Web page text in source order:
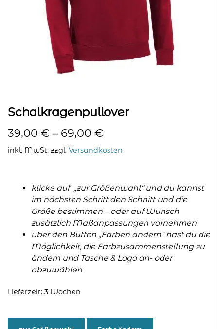
Schalkragenpullover
39,00 € – 69,00 €
inkl. MwSt. zzgl. Versandkosten
klicke auf „zur Größenwahl“ und du kannst
im nächsten Schritt den Schnitt und die
Größe bestimmen – oder auf Wunsch
zusätzlich Maßanpassungen vornehmen
über den Button „Farben ändern“ hast du die
Möglichkeit, die Farbzusammenstellung zu
ändern und Tasche & Logo an- oder
abzuwählen
Lieferzeit: 3 Wochen